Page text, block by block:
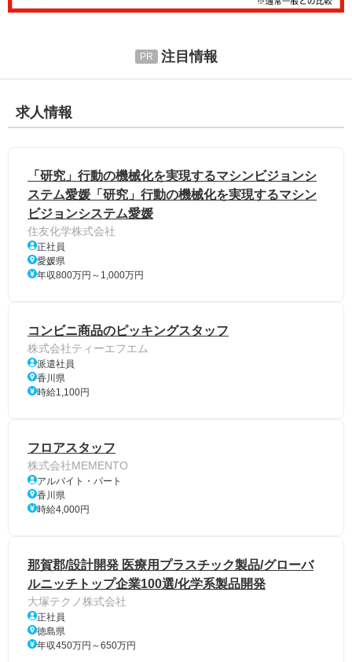
注目情報
求人情報
「研究」行動の機械化を実現するマシンビジョンシ
ステム愛媛「研究」行動の機械化を実現するマシン
ビジョンシステム愛媛
住友化学株式会社
正社員
愛媛県
年収800万円～1,000万円
コンビニ商品のピッキングスタッフ
株式会社ティーエフエム
派遣社員
香川県
時給1,100円
フロアスタッフ
株式会社MEMENTO
アルバイト・パート
香川県
時給4,000円
那賀郡/設計開発 医療用プラスチック製品/グローバ
ルニッチトップ企業100選/化学系製品開発
大塚テクノ株式会社
正社員
徳島県
年収450万円～650万円